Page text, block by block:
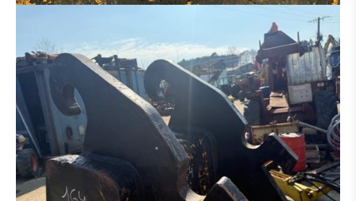
ARBEITSKORB
ERSATZTEILTRÄGER